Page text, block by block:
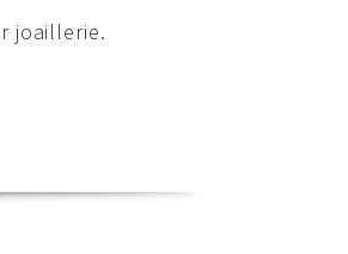
joaillerie.